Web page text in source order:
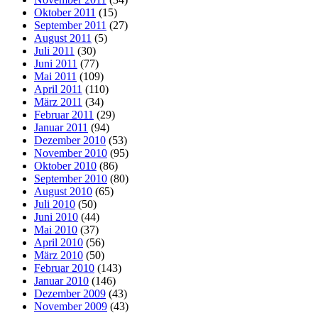
Oktober 2011 (15)
September 2011 (27)
August 2011 (5)
Juli 2011 (30)
Juni 2011 (77)
Mai 2011 (109)
April 2011 (110)
März 2011 (34)
Februar 2011 (29)
Januar 2011 (94)
Dezember 2010 (53)
November 2010 (95)
Oktober 2010 (86)
September 2010 (80)
August 2010 (65)
Juli 2010 (50)
Juni 2010 (44)
Mai 2010 (37)
April 2010 (56)
März 2010 (50)
Februar 2010 (143)
Januar 2010 (146)
Dezember 2009 (43)
November 2009 (43)